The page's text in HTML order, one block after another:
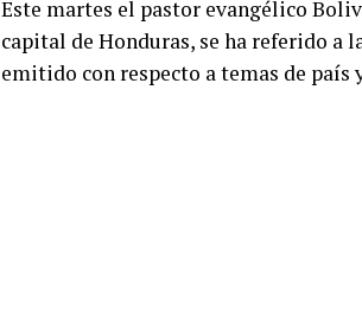
Este martes el pastor evangélico
capital de Honduras, se ha referido a
emitido con respecto a temas de país